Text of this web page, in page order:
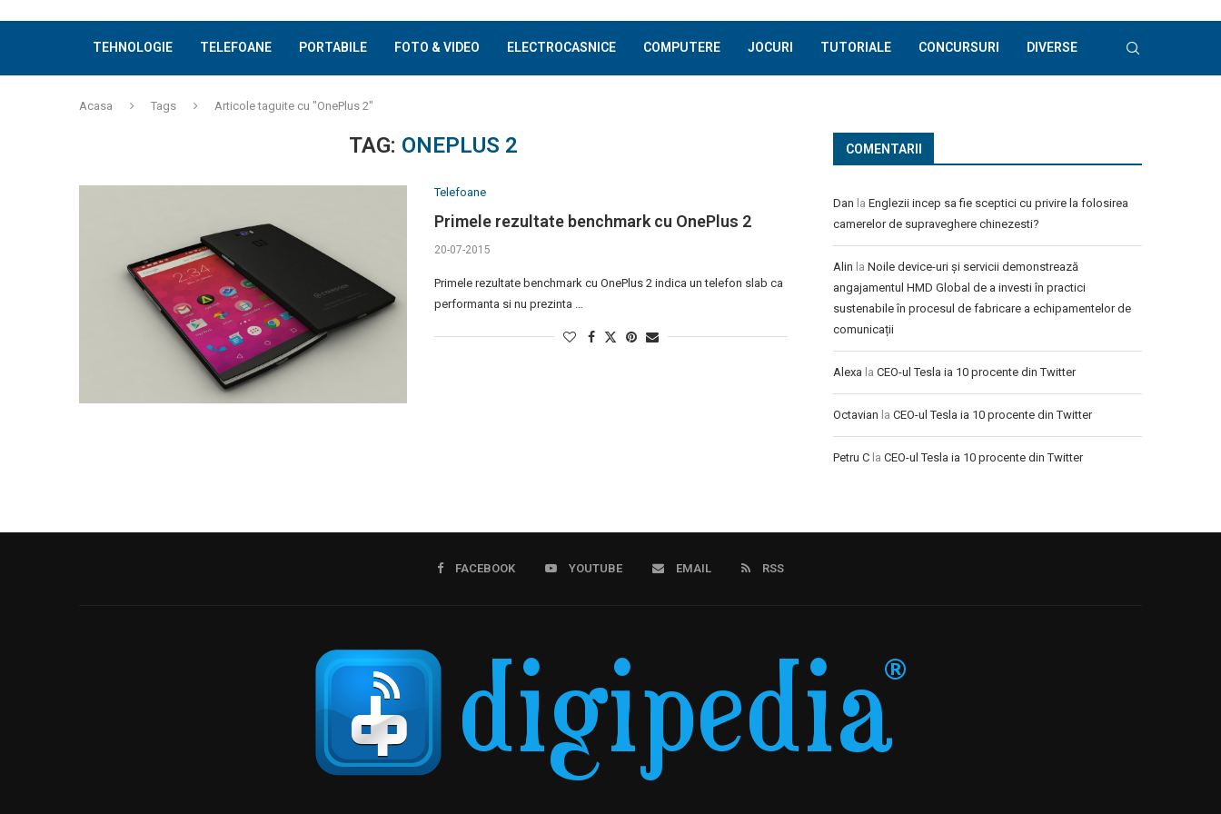
TEHNOLOGIE TELEFOANE PORTABILE FOTO & VIDEO ELECTROCASNICE COMPUTERE JOCURI TUTORIALE CONCURSURI DIVERSE
Acasa Tags Articole taguite cu "OnePlus 2"
TAG: ONEPLUS 2
Telefoane
Primele rezultate benchmark cu OnePlus 2
20-07-2015
Primele rezultate benchmark cu OnePlus 2 indica un telefon slab ca
performanta si nu prezinta …
COMENTARII
Dan la Englezii incep sa fie sceptici cu privire la folosirea
camerelor de supraveghere chinezesti?
Alin la Noile device-uri și servicii demonstrează
angajamentul HMD Global de a investi în practici
sustenabile în procesul de fabricare a echipamentelor de
comunicații
Alexa la CEO-ul Tesla ia 10 procente din Twitter
Octavian la CEO-ul Tesla ia 10 procente din Twitter
Petru C la CEO-ul Tesla ia 10 procente din Twitter
FACEBOOK YOUTUBE EMAIL RSS